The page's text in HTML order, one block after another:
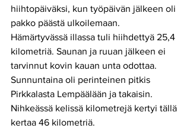
hiihtopäiväksi, kun työpäivän jälkeen oli
pakko päästä ulkoilemaan.
Hämärtyvässä illassa tuli hiihdettyä 25,4
kilometriä. Saunan ja ruuan jälkeen ei
tarvinnut kovin kauan unta odottaa.
Sunnuntaina oli perinteinen pitkis
Pirkkalasta Lempäälään ja takaisin.
Nihkeässä kelissä kilometrejä kertyi tällä
kertaa 46 kilometriä.